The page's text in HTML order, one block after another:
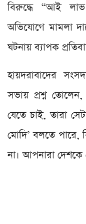
বিরুদ্ধে “আই লাভ
অভিযোগে মামলা
ঘটনায় ব্যাপক
হায়দরাবাদের
সভায় প্রশ্ন
যেতে চাই, তারা
মোদি’ বলতে পারে,
না। আপনারা দেশকে